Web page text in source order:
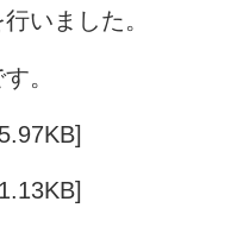
いました。
。